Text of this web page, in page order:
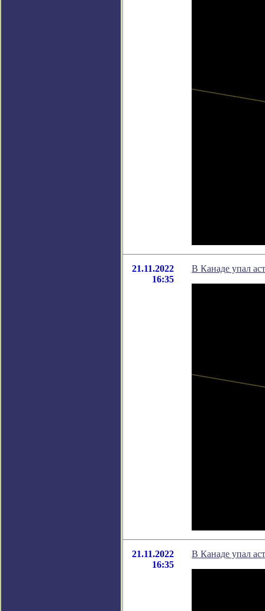
21.11.2022
16:35
В Канаде упал
21.11.2022
16:35
В Канаде упал